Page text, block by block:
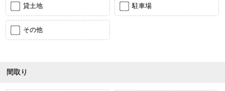
貸土地 駐車場
その他
間取り